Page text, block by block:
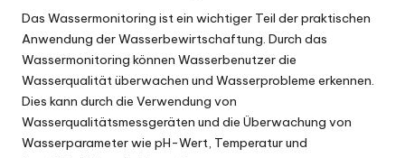
Das Wassermonitoring ist ein wichtiger Teil der praktischen
Anwendung der Wasserbewirtschaftung. Durch das
Wassermonitoring können Wasserbenutzer die
Wasserqualität überwachen und Wasserprobleme erkennen.
Dies kann durch die Verwendung von
Wasserqualitätsmessgeräten und die Überwachung von
Wasserparameter wie pH-Wert, Temperatur und